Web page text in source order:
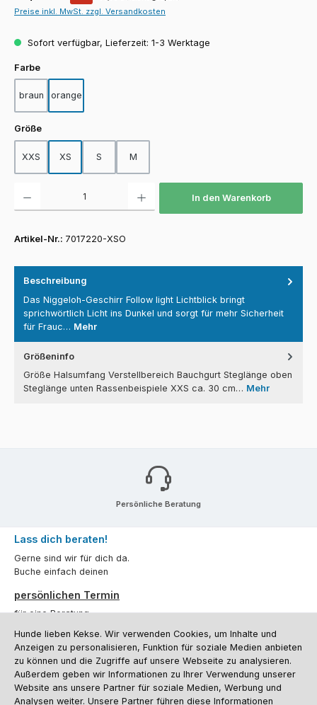
Preise inkl. MwSt. zzgl. Versandkosten
Sofort verfügbar, Lieferzeit: 1-3 Werktage
Farbeauswählen
braun orange
Größeauswählen
XXS XS S M
In den Warenkorb
Artikel-Nr.: 7017220-XSO
Beschreibung
Das Niggeloh-Geschirr Follow light Lichtblick bringt
sprichwörtlich Licht ins Dunkel und sorgt für mehr Sicherheit
für Frauc… Mehr
Größeninfo
Größe Halsumfang Verstellbereich Bauchgurt Steglänge oben
Steglänge unten Rassenbeispiele XXS ca. 30 cm… Mehr
Persönliche Beratung
Lass dich beraten!
Gerne sind wir für dich da.
Buche einfach deinen
persönlichen Termin
für eine Beratung.
Oder über unserKontaktformular.
Vertrag widerrufen
Hunde lieben Kekse. Wir verwenden Cookies, um Inhalte und
Anzeigen zu personalisieren, Funktion für soziale Medien anbieten
zu können und die Zugriffe auf unsere Webseite zu analysieren.
Außerdem geben wir Informationen zu Ihrer Verwendung unserer
Website ans unsere Partner für soziale Medien, Werbung und
Analysen weiter. Unsere Partner führen diese Informationen